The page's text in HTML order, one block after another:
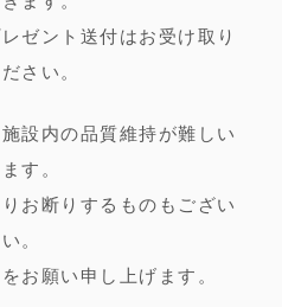
ゼント送付はお受け取り
さい。
設内の品質維持が難しい
す。
お断りするものもござい
。
お願い申し上げます。